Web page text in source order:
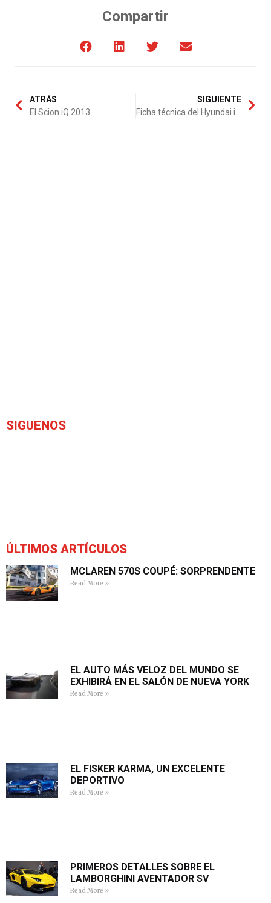
Compartir
ATRÁS
El Scion iQ 2013
SIGUIENTE
Ficha técnica del Hyundai ix20 1.4 90 CV City
SIGUENOS
ÚLTIMOS ARTÍCULOS
MCLAREN 570S COUPÉ: SORPRENDENTE
Read More »
EL AUTO MÁS VELOZ DEL MUNDO SE
EXHIBIRÁ EN EL SALÓN DE NUEVA YORK
Read More »
EL FISKER KARMA, UN EXCELENTE
DEPORTIVO
Read More »
PRIMEROS DETALLES SOBRE EL
LAMBORGHINI AVENTADOR SV
Read More »